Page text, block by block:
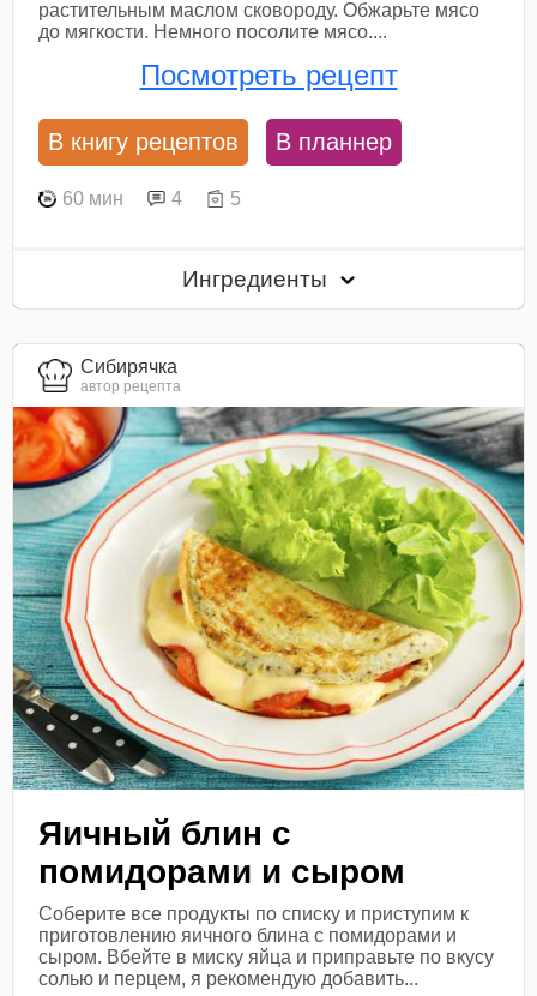
растительным маслом сковороду. Обжарьте мясо
до мягкости. Немного посолите мясо....
Посмотреть рецепт
В книгу рецептов В планнер
60 мин 4 5
Ингредиенты
Сибирячка
автор рецепта
Яичный блин с
помидорами и сыром
Соберите все продукты по списку и приступим к
приготовлению яичного блина с помидорами и
сыром. Вбейте в миску яйца и приправьте по вкусу
солью и перцем, я рекомендую добавить...